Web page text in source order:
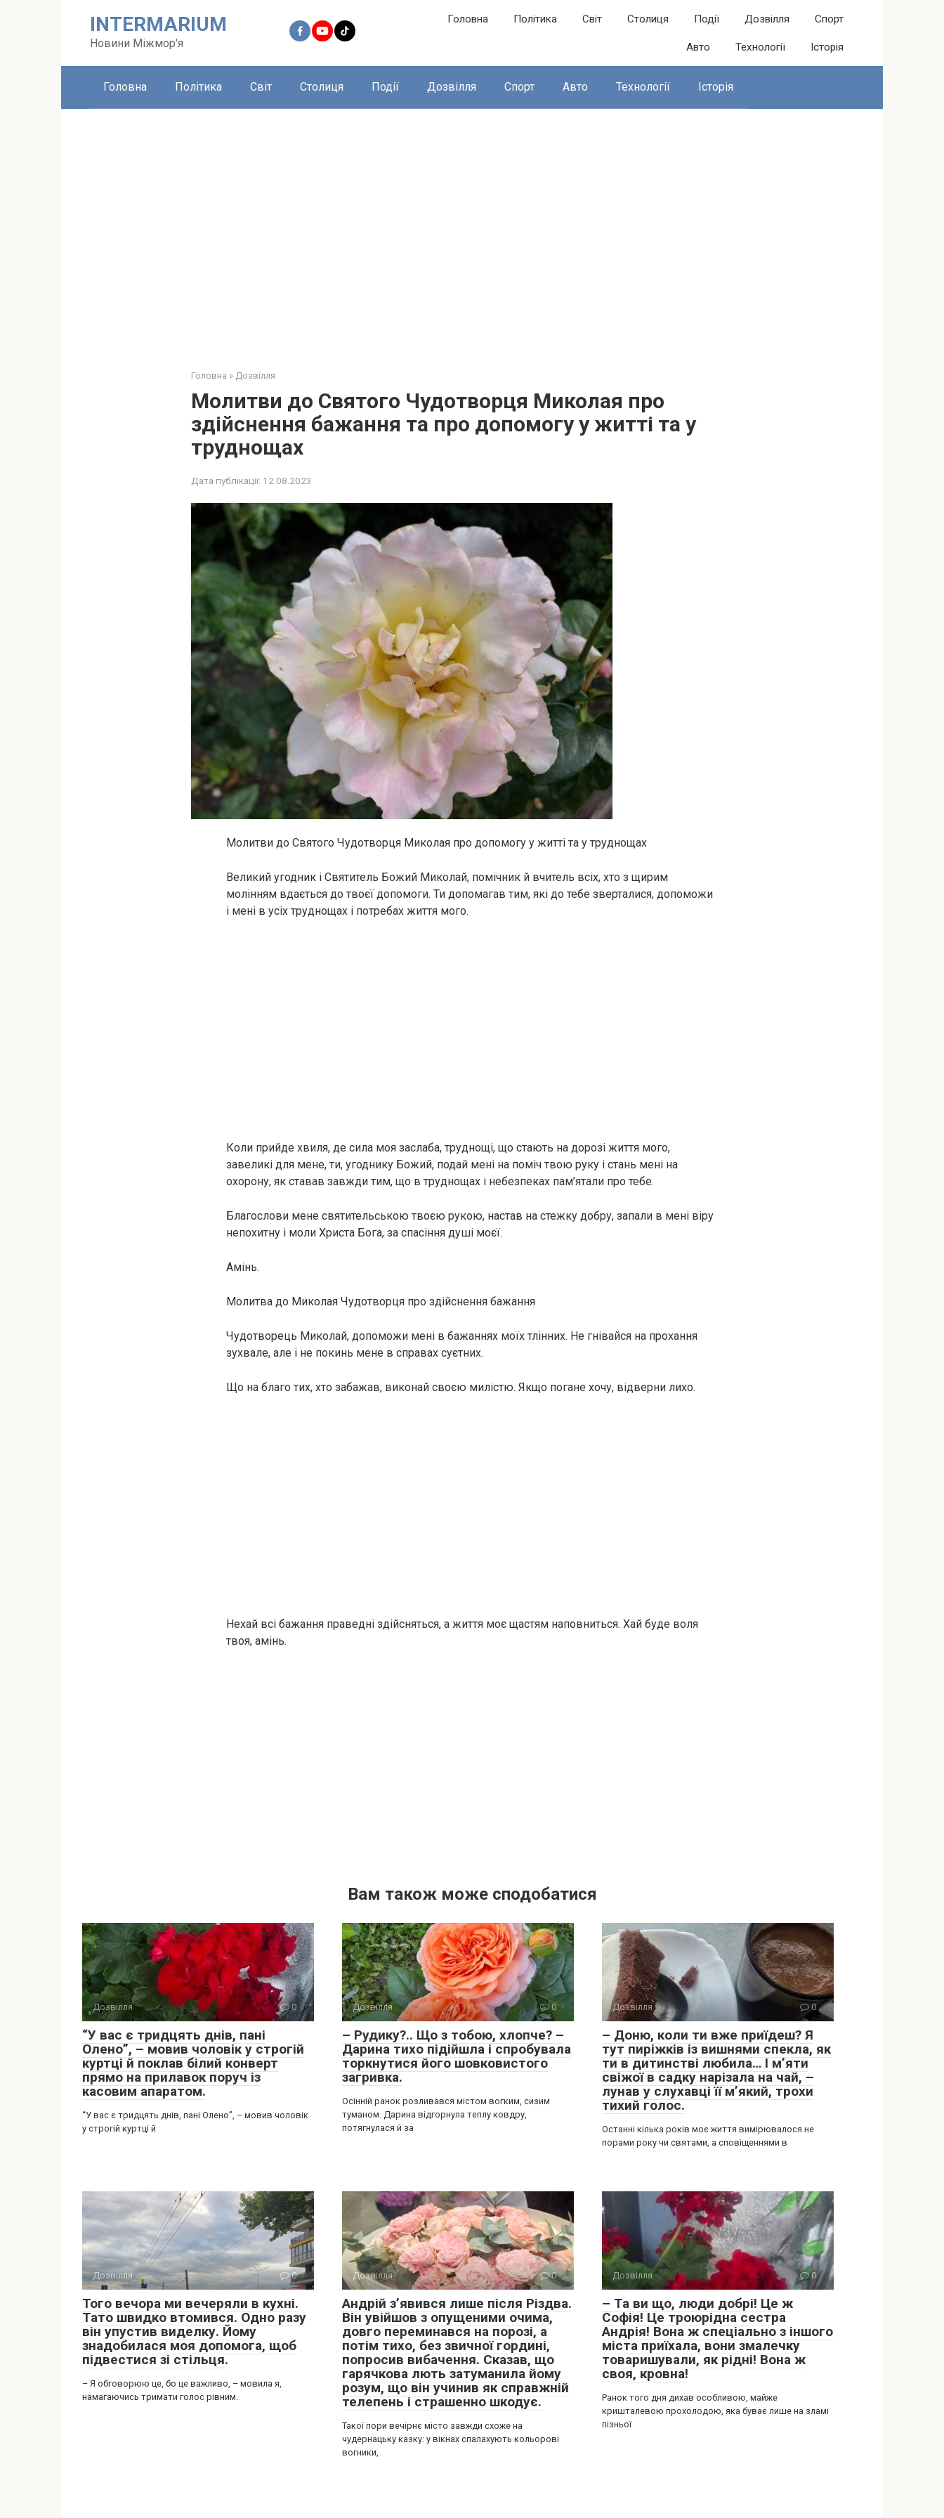
INTERMARIUM
Новини Міжмор'я
Головна Політика Світ Столиця Події Дозвілля Спорт
Авто Технології Історія
Головна Політика Світ Столиця Події Дозвілля Спорт Авто Технології Історія
Головна » Дозвілля
Молитви до Святого Чудотворця Миколая про
здійснення бажання та про допомогу у житті та у
труднощах
Дата публікації: 12.08.2023
Молитви до Святого Чудотворця Миколая про допомогу у житті та у труднощах
Великий угодник і Святитель Божий Миколай, помічник й вчитель всіх, хто з щирим
молінням вдається до твоєї допомоги. Ти допомагав тим, які до тебе зверталися, допоможи
і мені в усіх труднощах і потребах життя мого.
Коли прийде хвиля, де сила моя заслаба, труднощі, що стають на дорозі життя мого,
завеликі для мене, ти, угоднику Божий, подай мені на поміч твою руку і стань мені на
охорону, як ставав завжди тим, що в труднощах і небезпеках пам’ятали про тебе.
Благослови мене святительською твоєю рукою, настав на стежку добру, запали в мені віру
непохитну і моли Христа Бога, за спасіння душі моєї.
Амінь.
Молитва до Миколая Чудотворця про здійснення бажання
Чудотворець Миколай, допоможи мені в бажаннях моїх тлінних. Не гнівайся на прохання
зухвале, але і не покинь мене в справах суєтних.
Що на благо тих, хто забажав, виконай своєю милістю. Якщо погане хочу, відверни лихо.
Нехай всі бажання праведні здійсняться, а життя моє щастям наповниться. Хай буде воля
твоя, амінь.
Вам також може сподобатися
Дозвілля 0
“У вас є тридцять днів, пані
Олено”, – мовив чоловік у строгій
куртці й поклав білий конверт
прямо на прилавок поруч із
касовим апаратом.
“У вас є тридцять днів, пані Олено”, – мовив чоловік
у строгій куртці й
Дозвілля 0
– Рудику?.. Що з тобою, хлопче? –
Дарина тихо підійшла і спробувала
торкнутися його шовковистого
загривка.
Осінній ранок розливався містом вогким, сизим
туманом. Дарина відгорнула теплу ковдру,
потягнулася й за
Дозвілля 0
– Доню, коли ти вже приїдеш? Я
тут пиріжків із вишнями спекла, як
ти в дитинстві любила… І м’яти
свіжої в садку нарізала на чай, –
лунав у слухавці її м’який, трохи
тихий голос.
Останні кілька років моє життя вимірювалося не
порами року чи святами, а сповіщеннями в
Дозвілля 0
Того вечора ми вечеряли в кухні.
Тато швидко втомився. Одно разу
він упустив виделку. Йому
знадобилася моя допомога, щоб
підвестися зі стільця.
– Я обговорюю це, бо це важливо, – мовила я,
намагаючись тримати голос рівним.
Дозвілля 0
Андрій з’явився лише після Різдва.
Він увійшов з опущеними очима,
довго переминався на порозі, а
потім тихо, без звичної гордині,
попросив вибачення. Сказав, що
гарячкова лють затуманила йому
розум, що він учинив як справжній
телепень і страшенно шкодує.
Такої пори вечірнє місто завжди схоже на
чудернацьку казку: у вікнах спалахують кольорові
вогники,
Дозвілля 0
– Та ви що, люди добрі! Це ж
Софія! Це троюрідна сестра
Андрія! Вона ж спеціально з іншого
міста приїхала, вони змалечку
товаришували, як рідні! Вона ж
своя, кровна!
Ранок того дня дихав особливою, майже
кришталевою прохолодою, яка буває лише на зламі
пізньої